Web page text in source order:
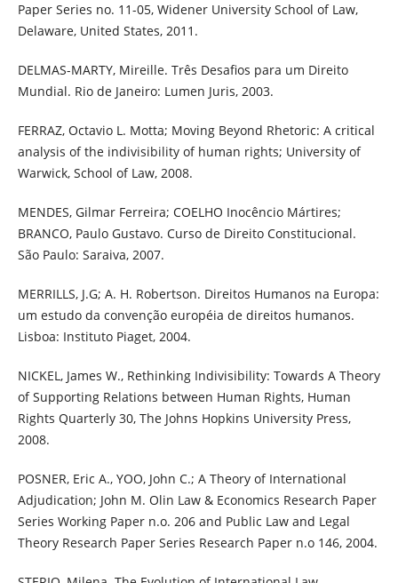
Paper Series no. 11-05, Widener University School of Law,
Delaware, United States, 2011.
DELMAS-MARTY, Mireille. Três Desafios para um Direito
Mundial. Rio de Janeiro: Lumen Juris, 2003.
FERRAZ, Octavio L. Motta; Moving Beyond Rhetoric: A critical
analysis of the indivisibility of human rights; University of
Warwick, School of Law, 2008.
MENDES, Gilmar Ferreira; COELHO Inocêncio Mártires;
BRANCO, Paulo Gustavo. Curso de Direito Constitucional.
São Paulo: Saraiva, 2007.
MERRILLS, J.G; A. H. Robertson. Direitos Humanos na Europa:
um estudo da convenção européia de direitos humanos.
Lisboa: Instituto Piaget, 2004.
NICKEL, James W., Rethinking Indivisibility: Towards A Theory
of Supporting Relations between Human Rights, Human
Rights Quarterly 30, The Johns Hopkins University Press,
2008.
POSNER, Eric A., YOO, John C.; A Theory of International
Adjudication; John M. Olin Law & Economics Research Paper
Series Working Paper n.o. 206 and Public Law and Legal
Theory Research Paper Series Research Paper n.o 146, 2004.